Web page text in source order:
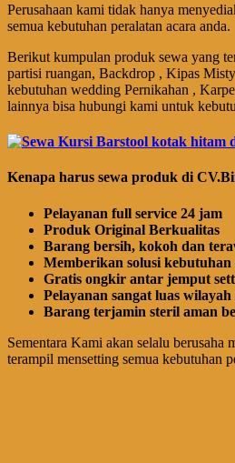
Perusahaan kami tidak hanya
semua kebutuhan peralatan acara anda.
Berikut kumpulan produk sewa yang
partisi ruangan, Backdrop , Kipas
kebutuhan wedding Pernikahan ,
lainnya bisa hubungi kami untuk
Kenapa harus sewa produk di
Pelayanan full service 24 jam
Produk Original Berkualitas
Barang bersih, kokoh dan
Memberikan solusi kebutuhan
Gratis ongkir antar jemput
Pelayanan sangat luas
Barang terjamin steril aman
Sementara Kami akan selalu berusaha
terampil mensetting semua kebutuhan